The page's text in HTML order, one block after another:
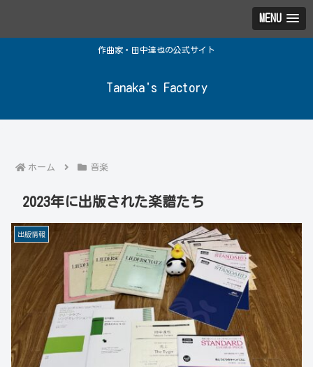
MENU
作曲家・田中達也の公式サイト
Tanaka's Factory
ホーム 音楽
2023年に出版された楽譜たち
出版情報